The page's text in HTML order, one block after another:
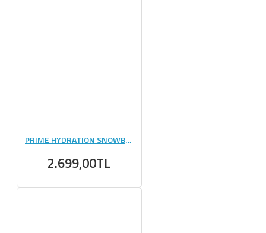
PRIME HYDRATION SNOWBALL SLUSHY 500 ML 12 ADET
2.699,00TL